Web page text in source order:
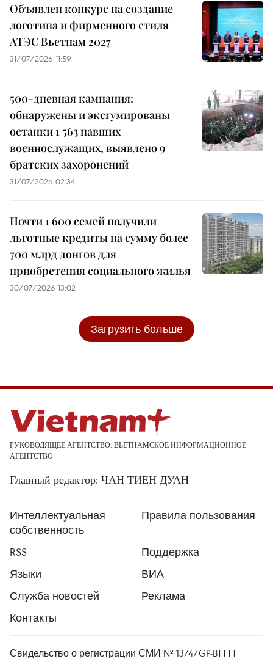
Объявлен конкурс на создание
логотипа и фирменного стиля
АТЭС Вьетнам 2027
31/07/2026 11:59
500-дневная кампания:
обнаружены и эксгумированы
останки 1 563 павших
военнослужащих, выявлено 9
братских захоронений
31/07/2026 02:34
Почти 1 600 семей получили
льготные кредиты на сумму более
700 млрд донгов для
приобретения социального жилья
30/07/2026 13:02
Загрузить больше
РУКОВОДЯЩЕЕ АГЕНТСТВО: ВЬЕТНАМСКОЕ ИНФОРМАЦИОННОЕ
АГЕНТСТВО
Главный редактор: ЧАН ТИЕН ДУАН
Интеллектуальная
собственность
Правила пользования
RSS
Поддержка
Языки
ВИА
Служба новостей
Реклама
Контакты
Свидельство о регистрации СМИ № 1374/GP-BTTTT